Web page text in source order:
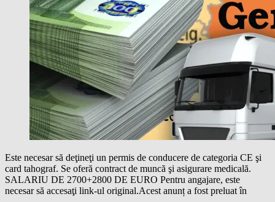
Este necesar să deţineţi un permis de conducere de categoria CE şi
card tahograf. Se oferă contract de muncă şi asigurare medicală.
SALARIU DE 2700+2800 DE EURO Pentru angajare, este
necesar să accesaţi link-ul original.Acest anunț a fost preluat în